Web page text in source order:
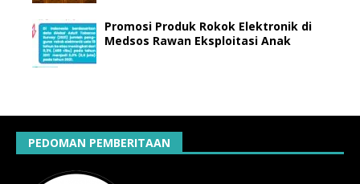
Promosi Produk Rokok Elektronik di
Medsos Rawan Eksploitasi Anak
PEDOMAN PEMBERITAAN